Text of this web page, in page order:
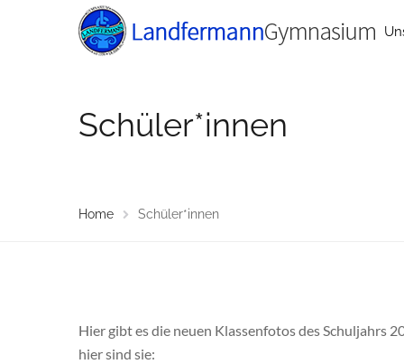
Schüler*innen
Home Schüler*innen
Hier gibt es die neuen Klassenfotos des Schuljahrs
hier sind sie: